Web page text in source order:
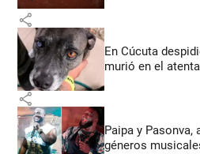
share
En Cúcuta
murió en el
share
Paipa y Pasonva,
géneros